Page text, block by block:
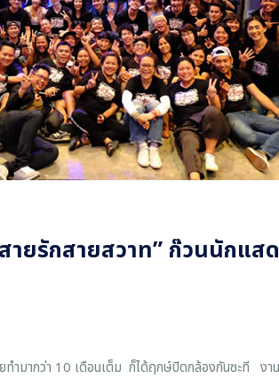
ายรักสายสวาท” ก๊วนนักแส
ทำมากว่า 10 เดือนเต็ม ก็ได้ฤกษ์ปิดกล้องกันซะที งา